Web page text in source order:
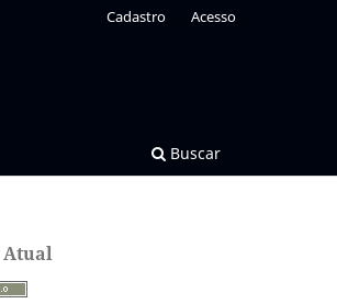
Buscar
Cadastro Acesso
Atual